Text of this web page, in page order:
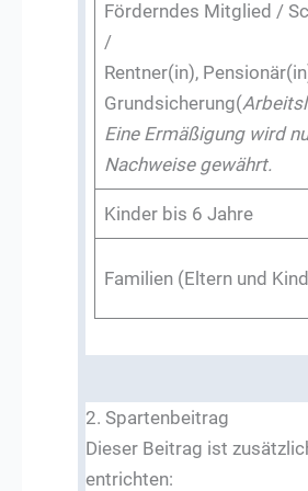
Förderndes Mitglied /
/
Rentner(in),
Grundsicherung(
Eine Ermäßigung wird
Nachweise gewährt.
Kinder bis 6 Jahre
Familien (Eltern und
2. Spartenbeitrag
Dieser Beitrag ist
entrichten: